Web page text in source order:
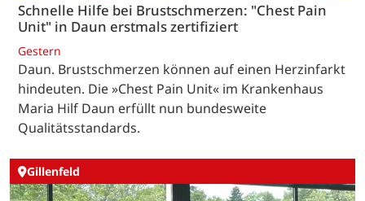
Schnelle Hilfe bei Brustschmerzen: "Chest Pain
Unit" in Daun erstmals zertifiziert
Gestern
Daun. Brustschmerzen können auf einen Herzinfarkt
hindeuten. Die »Chest Pain Unit« im Krankenhaus
Maria Hilf Daun erfüllt nun bundesweite
Qualitätsstandards.
Gillenfeld